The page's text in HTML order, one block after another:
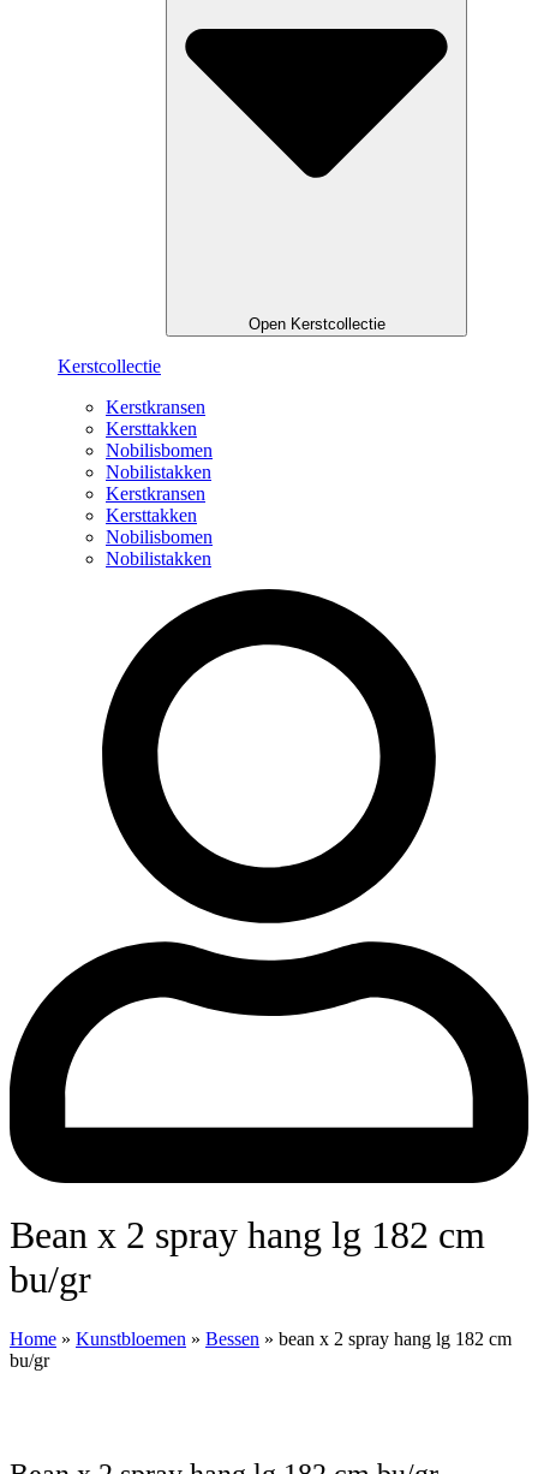
Open Kerstcollectie
Kerstcollectie
Kerstkransen
Kersttakken
Nobilisbomen
Nobilistakken
Kerstkransen
Kersttakken
Nobilisbomen
Nobilistakken
bean x 2 spray hang lg 182 cm
bu/gr
Home » Kunstbloemen » Bessen » bean x 2 spray hang lg 182 cm
bu/gr